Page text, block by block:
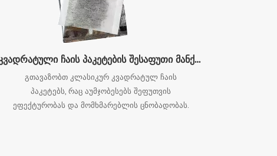
კვადრატული ჩაის პაკეტების შესაფუთი მანქანა
გთავაზობთ კლასიკურ კვადრატულ ჩაის
პაკეტებს, რაც აუმჯობესებს შეფუთვის
ეფექტურობას და მომხმარებლის ცნობადობას.